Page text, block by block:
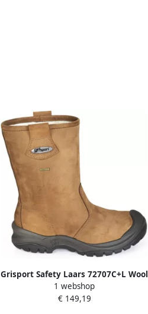
Grisport Safety Laars 72707C+L Wool
S3 + KN Cognac 00.049.001.40
1 webshop
€ 149,19